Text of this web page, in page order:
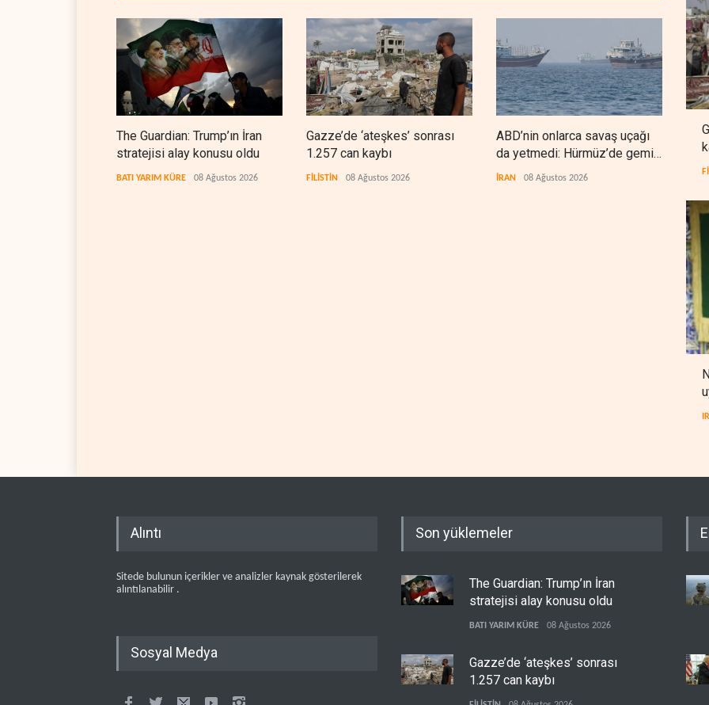
The Guardian: Trump’ın İran
stratejisi alay konusu oldu
BATI YARIM KÜRE 08 Ağustos 2026
Gazze’de ‘ateşkes’ sonrası
1.257 can kaybı
FİLİSTİN 08 Ağustos 2026
ABD’nin onlarca savaş uçağı
da yetmedi: Hürmüz’de gemi
vuruldu
İRAN 08 Ağustos 2026
Alıntı
Sitede bulunun içerikler ve analizler kaynak gösterilerek
alıntılanabilir .
Sosyal Medya
Son yüklemeler
The Guardian: Trump’ın İran
stratejisi alay konusu oldu
BATI YARIM KÜRE 08 Ağustos 2026
Gazze’de ‘ateşkes’ sonrası
1.257 can kaybı